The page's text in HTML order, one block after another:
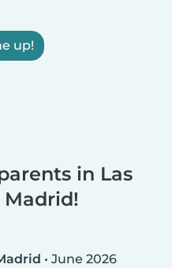
up!
in Las
Madrid!
• June 2026